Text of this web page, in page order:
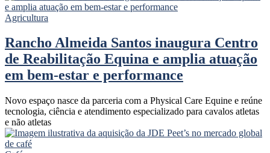
Agricultura
Rancho Almeida Santos inaugura Centro
de Reabilitação Equina e amplia atuação
em bem-estar e performance
Novo espaço nasce da parceria com a Physical Care Equine e reúne
tecnologia, ciência e atendimento especializado para cavalos atletas
e não atletas